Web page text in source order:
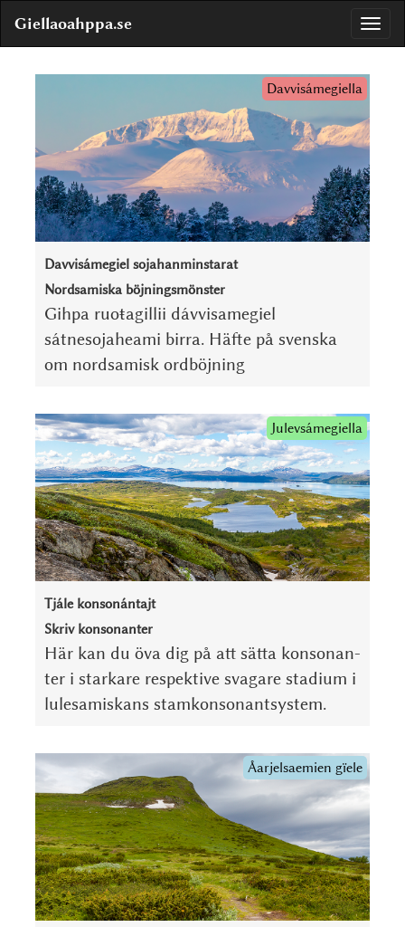
Giellaoahppa.se
Davvisámegiella
Davvisámegiel sojahanminstarat
Nordsamiska böjningsmönster
Gihpa ruoŧagillii dávvisamegiel
sátnesojaheami birra. Häfte på svenska
om nordsamisk ordböjning
Julevsámegiella
Tjále konsonántajt
Skriv konsonanter
Här kan du öva dig på att sätta kon­so­nan­
ter i stark­are respektive svag­are stadium i
lule­samiskans stam­kon­so­nant­system.
Åarjel­saemien gïele